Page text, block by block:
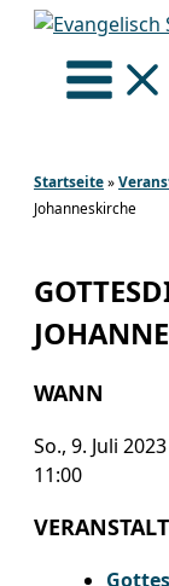
Zum
springen
Startseite»
Johanneskirche
WANN
So., 9. Juli 2023
11:00